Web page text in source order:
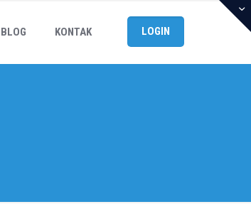
BLOG KONTAK LOGIN